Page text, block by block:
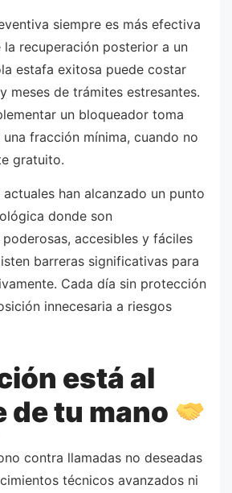
siempre es más efectiva
recuperación posterior a un
estafa exitosa puede costar
meses de trámites estresantes.
un bloqueador toma
fracción mínima, cuando no
gratuito.
actuales han alcanzado un punto
donde son
accesibles y fáciles
barreras significativas para
Cada día sin protección
innecesaria a riesgos
está al
de tu mano
contra llamadas no deseadas
técnicos avanzados ni